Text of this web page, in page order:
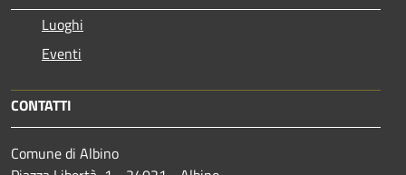
Luoghi
Eventi
CONTATTI
Comune di Albino